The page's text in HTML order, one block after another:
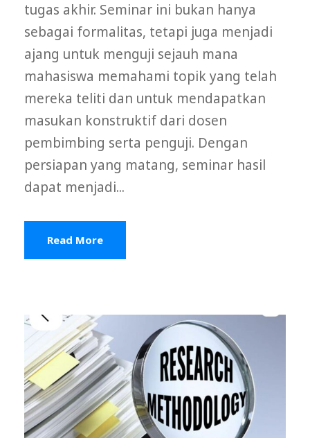
tugas akhir. Seminar ini bukan hanya
sebagai formalitas, tetapi juga menjadi
ajang untuk menguji sejauh mana
mahasiswa memahami topik yang telah
mereka teliti dan untuk mendapatkan
masukan konstruktif dari dosen
pembimbing serta penguji. Dengan
persiapan yang matang, seminar hasil
dapat menjadi...
Read More